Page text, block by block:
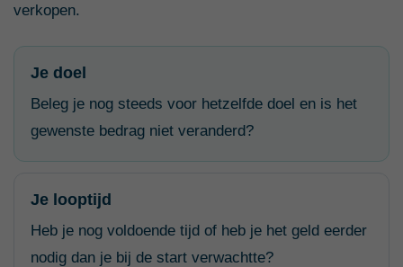
verkopen.
Je doel
Beleg je nog steeds voor hetzelfde doel en is het
gewenste bedrag niet veranderd?
Je looptijd
Heb je nog voldoende tijd of heb je het geld eerder
nodig dan je bij de start verwachtte?